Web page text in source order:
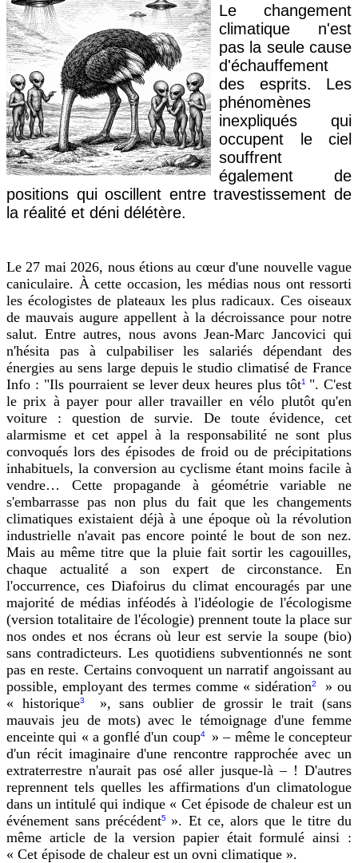
Le changement
climatique n'est
pas la seule cause
d'échauffement
des esprits. Les
phénomènes
inexpliqués qui
occupent le ciel
souffrent
également de
positions qui oscillent entre travestissement de
la réalité et déni délétère.
Le 27 mai 2026, nous étions au cœur d'une nouvelle vague
caniculaire. À cette occasion, les médias nous ont ressorti
les écologistes de plateaux les plus radicaux. Ces oiseaux
de mauvais augure appellent à la décroissance pour notre
salut. Entre autres, nous avons Jean-Marc Jancovici qui
n'hésita pas à culpabiliser les salariés dépendant des
énergies au sens large depuis le studio climatisé de France
Info : "Ils pourraient se lever deux heures plus tôt1 ". C'est
le prix à payer pour aller travailler en vélo plutôt qu'en
voiture : question de survie. De toute évidence, cet
alarmisme et cet appel à la responsabilité ne sont plus
convoqués lors des épisodes de froid ou de précipitations
inhabituels, la conversion au cyclisme étant moins facile à
vendre… Cette propagande à géométrie variable ne
s'embarrasse pas non plus du fait que les changements
climatiques existaient déjà à une époque où la révolution
industrielle n'avait pas encore pointé le bout de son nez.
Mais au même titre que la pluie fait sortir les cagouilles,
chaque actualité a son expert de circonstance. En
l'occurrence, ces Diafoirus du climat encouragés par une
majorité de médias inféodés à l'idéologie de l'écologisme
(version totalitaire de l'écologie) prennent toute la place sur
nos ondes et nos écrans où leur est servie la soupe (bio)
sans contradicteurs. Les quotidiens subventionnés ne sont
pas en reste. Certains convoquent un narratif angoissant au
possible, employant des termes comme « sidération2
» ou
« historique3
», sans oublier de grossir le trait (sans
mauvais jeu de mots) avec le témoignage d'une femme
enceinte qui « a gonflé d'un coup4
» – même le concepteur
d'un récit imaginaire d'une rencontre rapprochée avec un
extraterrestre n'aurait pas osé aller jusque-là – ! D'autres
reprennent tels quelles les affirmations d'un climatologue
dans un intitulé qui indique « Cet épisode de chaleur est un
événement sans précédent5 ». Et ce, alors que le titre du
même article de la version papier était formulé ainsi :
« Cet épisode de chaleur est un ovni climatique ».